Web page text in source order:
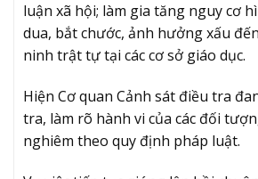
luận xã hội; làm gia tăng nguy cơ
dua, bắt chước, ảnh hưởng xấu
ninh trật tự tại các cơ sở giáo dục.
Hiện Cơ quan Cảnh sát điều tra
tra, làm rõ hành vi của các đối
nghiêm theo quy định pháp luật.